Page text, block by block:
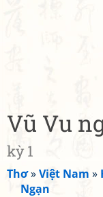
Vũ Vu
kỳ 1
Thơ»Việt Nam »
Ngạn